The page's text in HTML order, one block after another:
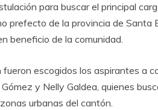
para buscar el principal
prefecto de la provincia de Santa
beneficio de la comunidad.
escogidos los aspirantes a
y Nelly Galdea, quienes
urbanas del cantón.